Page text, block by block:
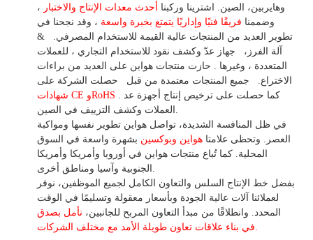
وهايربين، الصين. اشترينا وركبنا أحدث معدات الإنتاج والاختبار ،
وضممنا فريقًا فنيًا وإداريًا يتمتع بخبرة واسعة ، وقد نجحنا في
تطوير
العديد من المنتجات عالية القيمة للاستخدام المصرفي.
&
آلة الفرز،
جهاز عدّ وكشف نقود للاستخدام التجاري ، للعملات
المتعددة ، وغيرها
. حازت منتجات هواين على العديد من براءات
الاختراع.
جميع المنتجات معتمدة من قبل
حصلت الشركة على
شهادات CE وRoHS
في ظل المنافسة الشديدة، تواصل هواين تطوير نفسها ومواكبة
العصر. وتحظى علامتا هواين وبوكسين بشهرة واسعة في السوق
المحلية. كما تُباع منتجات هواين في أوروبا وأمريكا وأمريكا
بفضل خط الإنتاج السلس والتعاون الكامل لجميع الموظفين، نوفر
لعملائنا آلات عالية الجودة وبأسعار معقولة وتسليمًا في الوقت
المحدد. وانطلاقًا من مبدأ التعاون المربح للجانبين، نأمل بصدق
في بناء علاقات تعاون طويلة